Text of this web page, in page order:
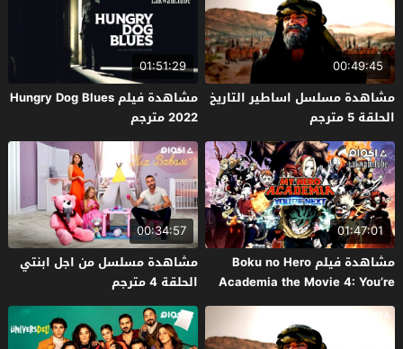
00:49:45
مشاهدة مسلسل اساطير التاريخ
الحلقة 5 مترجم
01:51:29
مشاهدة فيلم Hungry Dog Blues
2022 مترجم
01:47:01
مشاهدة فيلم Boku no Hero
Academia the Movie 4: You’re
Next 2024 مترجم
00:34:57
مشاهدة مسلسل من اجل ابنتي
الحلقة 4 مترجم